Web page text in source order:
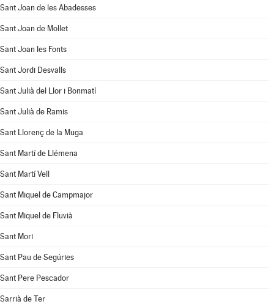
Sant Joan de les Abadesses
Sant Joan de Mollet
Sant Joan les Fonts
Sant Jordi Desvalls
Sant Julià del Llor i Bonmatí
Sant Julià de Ramis
Sant Llorenç de la Muga
Sant Martí de Llémena
Sant Martí Vell
Sant Miquel de Campmajor
Sant Miquel de Fluvià
Sant Mori
Sant Pau de Segúries
Sant Pere Pescador
Sarrià de Ter